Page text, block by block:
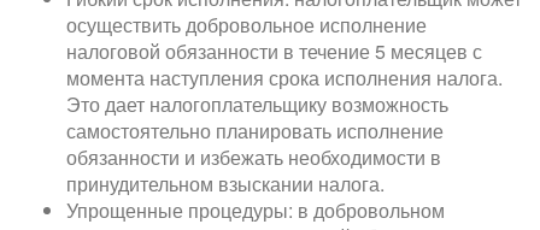
осуществить добровольное исполнение
налоговой обязанности в течение 5 месяцев с
момента наступления срока исполнения налога.
Это дает налогоплательщику возможность
самостоятельно планировать исполнение
обязанности и избежать необходимости в
принудительном взыскании налога.
Упрощенные процедуры: в добровольном